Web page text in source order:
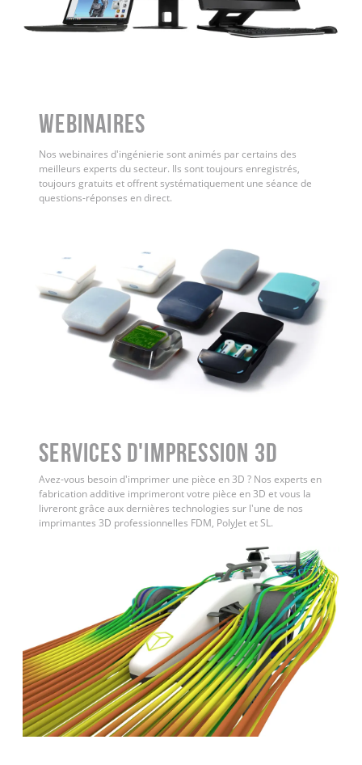
WEBINAIRES
Nos webinaires d'ingénierie sont animés par certains des
meilleurs experts du secteur. Ils sont toujours enregistrés,
toujours gratuits et offrent systématiquement une séance de
questions-réponses en direct.
Services d'impression 3D
Avez-vous besoin d'imprimer une pièce en 3D ? Nos experts en
fabrication additive imprimeront votre pièce en 3D et vous la
livreront grâce aux dernières technologies sur l'une de nos
imprimantes 3D professionnelles FDM, PolyJet et SL.